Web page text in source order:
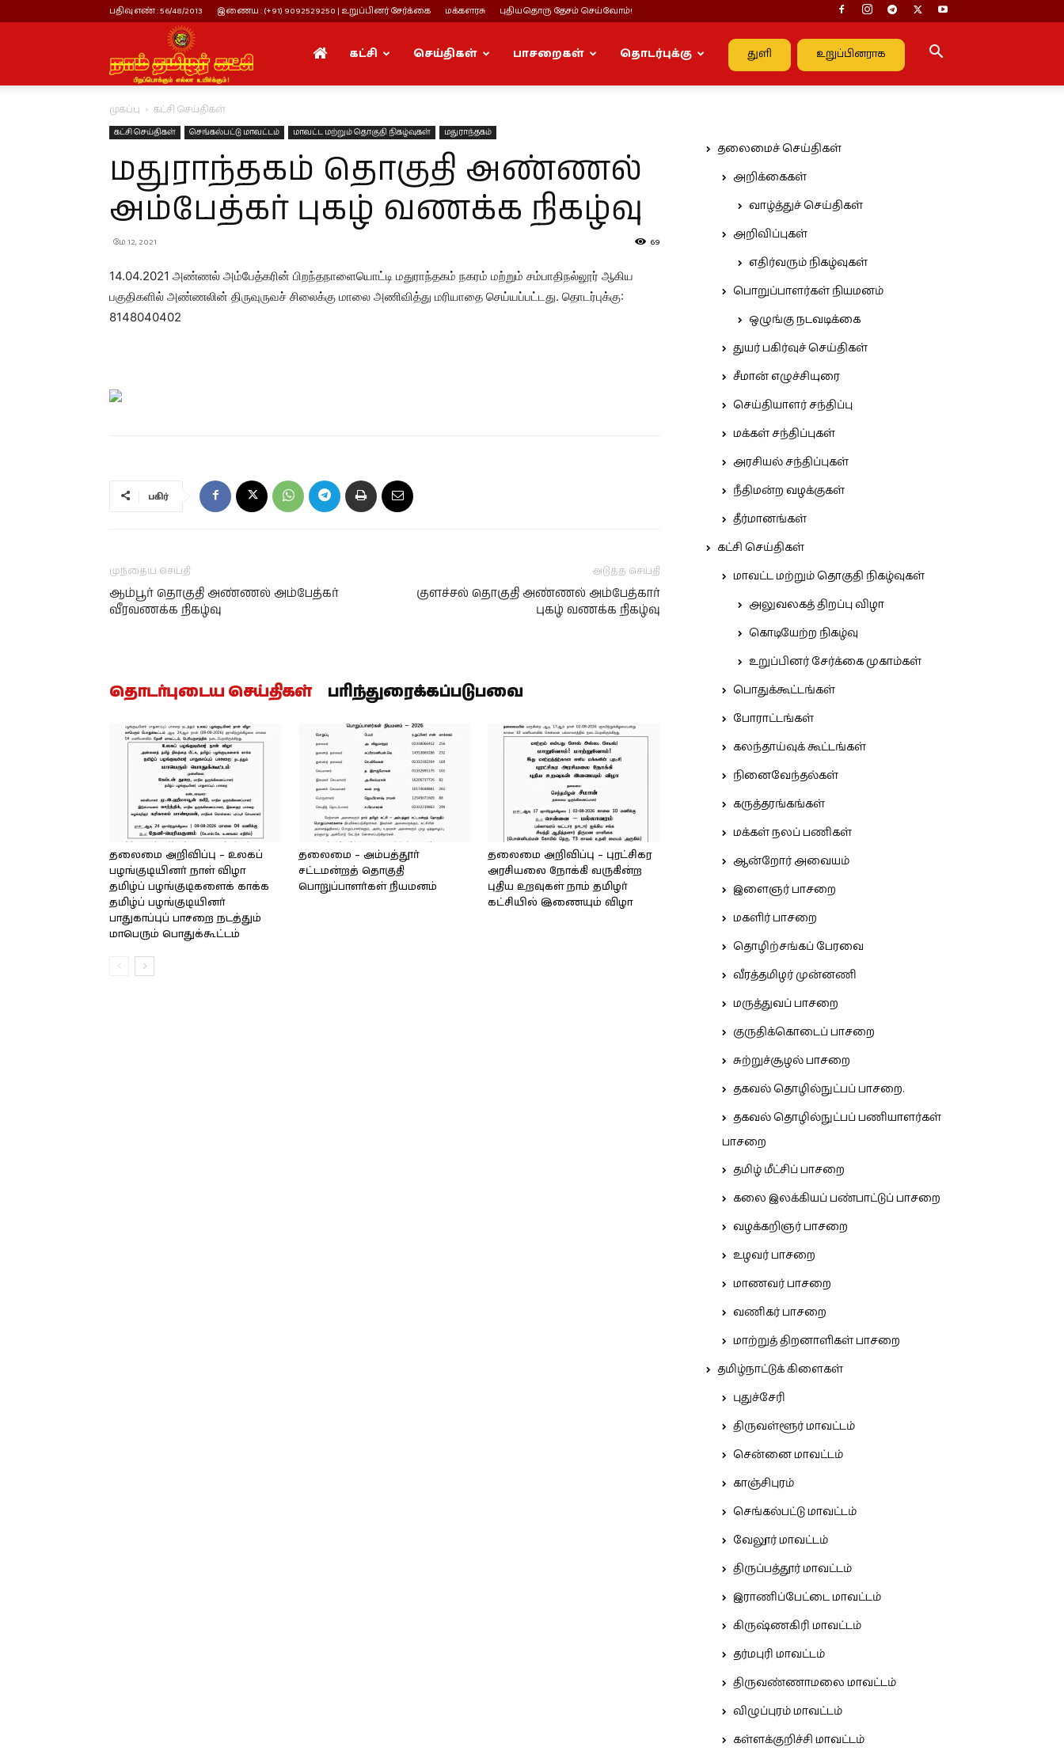
பதிவு எண் : 56/48/2013 இணைய : (+91) 9092529250 | உறுப்பினர் சேர்க்கை மக்களரசு புதியதொரு தேசம் செய்வோம்!
துளி உறுப்பினராக
நாம்
கட்சி
கட்சி செய்திகள் பாசறைகள் தொடர்புக்கு
முகப்பு கட்சி செய்திகள்
கட்சி செய்திகள் செங்கல்பட்டு மாவட்டம் மாவட்ட மற்றும் தொகுதி நிகழ்வுகள் மதுராந்தகம்
மதுராந்தகம் தொகுதி அண்ணல்
அம்பேத்கர் புகழ் வணக்க நிகழ்வு
மே 12, 2021 69
14.04.2021 அண்ணல் அம்பேத்கரின் பிறந்தநாளையொட்டி மதுராந்தகம் நகரம் மற்றும் சம்பாதிநல்லூர் ஆகிய
பகுதிகளில் அண்ணலின் திருவுருவச் சிலைக்கு மாலை அணிவித்து மரியாதை செய்யப்பட்டது. தொடர்புக்கு:
8148040402
பகிர்
முந்தைய செய்தி
ஆம்பூர் தொகுதி அண்ணல் அம்பேத்கர்
வீரவணக்க நிகழ்வு
அடுத்த செய்தி
குளச்சல் தொகுதி அண்ணல் அம்பேத்கார்
புகழ் வணக்க நிகழ்வு
தொடர்புடைய செய்திகள் பரிந்துரைக்கப்படுபவை
தலைமை அறிவிப்பு – உலகப்
பழங்குடியினர் நாள் விழா
தமிழ்ப் பழங்குடிகளைக் காக்க
தமிழ்ப் பழங்குடியினர்
பாதுகாப்புப் பாசறை நடத்தும்
மாபெரும் பொதுக்கூட்டம்
தலைமை – அம்பத்தூர்
சட்டமன்றத் தொகுதி
பொறுப்பாளர்கள் நியமனம்
தலைமை அறிவிப்பு – புரட்சிகர
அரசியலை நோக்கி வருகின்ற
புதிய உறவுகள் நாம் தமிழர்
கட்சியில் இணையும் விழா
தலைமைச் செய்திகள்
அறிக்கைகள்
வாழ்த்துச் செய்திகள்
அறிவிப்புகள்
எதிர்வரும் நிகழ்வுகள்
பொறுப்பாளர்கள் நியமனம்
ஒழுங்கு நடவடிக்கை
துயர் பகிர்வுச் செய்திகள்
சீமான் எழுச்சியுரை
செய்தியாளர் சந்திப்பு
மக்கள் சந்திப்புகள்
அரசியல் சந்திப்புகள்
நீதிமன்ற வழக்குகள்
தீர்மானங்கள்
கட்சி செய்திகள்
மாவட்ட மற்றும் தொகுதி நிகழ்வுகள்
அலுவலகத் திறப்பு விழா
கொடியேற்ற நிகழ்வு
உறுப்பினர் சேர்க்கை முகாம்கள்
பொதுக்கூட்டங்கள்
போராட்டங்கள்
கலந்தாய்வுக் கூட்டங்கள்
நினைவேந்தல்கள்
கருத்தரங்கங்கள்
மக்கள் நலப் பணிகள்
ஆன்றோர் அவையம்
இளைஞர் பாசறை
மகளிர் பாசறை
தொழிற்சங்கப் பேரவை
வீரத்தமிழர் முன்னணி
மருத்துவப் பாசறை
குருதிக்கொடைப் பாசறை
சுற்றுச்சூழல் பாசறை
தகவல் தொழில்நுட்பப் பாசறை.
தகவல் தொழில்நுட்பப் பணியாளர்கள்
பாசறை
தமிழ் மீட்சிப் பாசறை
கலை இலக்கியப் பண்பாட்டுப் பாசறை
வழக்கறிஞர் பாசறை
உழவர் பாசறை
மாணவர் பாசறை
வணிகர் பாசறை
மாற்றுத் திறனாளிகள் பாசறை
தமிழ்நாட்டுக் கிளைகள்
புதுச்சேரி
திருவள்ளூர் மாவட்டம்
சென்னை மாவட்டம்
காஞ்சிபுரம்
செங்கல்பட்டு மாவட்டம்
வேலூர் மாவட்டம்
திருப்பத்தூர் மாவட்டம்
இராணிப்பேட்டை மாவட்டம்
கிருஷ்ணகிரி மாவட்டம்
தர்மபுரி மாவட்டம்
திருவண்ணாமலை மாவட்டம்
விழுப்புரம் மாவட்டம்
கள்ளக்குறிச்சி மாவட்டம்